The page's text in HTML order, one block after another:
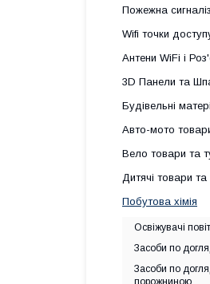
Пожежна
Wifi точки
Антени WiFi і
3D Панели та
Будівельні
Авто-мото
Вело товари та
Дитячі товари та
Побутова хімія
Освіжувачі
Засоби по
Засоби по
порожниною